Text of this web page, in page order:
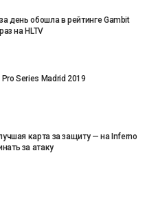
день обошла в рейтинге Gambit
на HLTV
Series Madrid 2019
карта за защиту — на Inferno
за атаку